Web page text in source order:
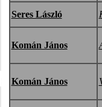
Seres László
Komán János
Komán János